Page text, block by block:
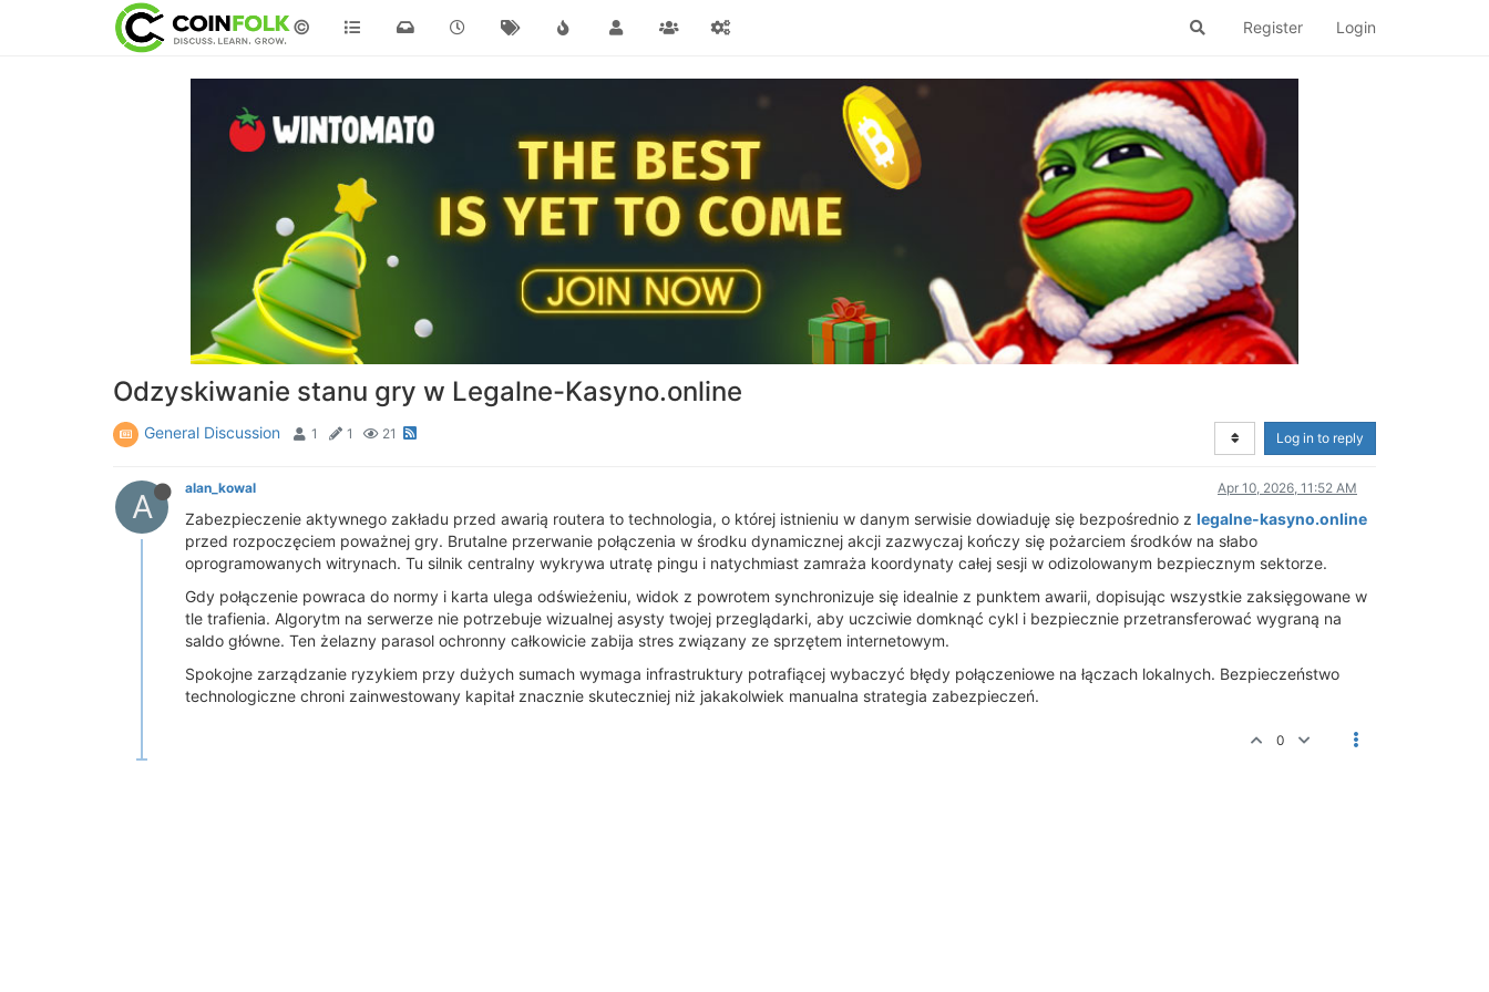
© Register Login
Odzyskiwanie stanu gry w Legalne-Kasyno.online
General Discussion 1 1 21 Log in to reply
A alan_kowal Apr 10, 2026, 11:52 AM
Zabezpieczenie aktywnego zakładu przed awarią routera to technologia, o której istnieniu w danym serwisie dowiaduję się bezpośrednio z legalne-kasyno.online
przed rozpoczęciem poważnej gry. Brutalne przerwanie połączenia w środku dynamicznej akcji zazwyczaj kończy się pożarciem środków na słabo
oprogramowanych witrynach. Tu silnik centralny wykrywa utratę pingu i natychmiast zamraża koordynaty całej sesji w odizolowanym bezpiecznym sektorze.
Gdy połączenie powraca do normy i karta ulega odświeżeniu, widok z powrotem synchronizuje się idealnie z punktem awarii, dopisując wszystkie zaksięgowane w
tle trafienia. Algorytm na serwerze nie potrzebuje wizualnej asysty twojej przeglądarki, aby uczciwie domknąć cykl i bezpiecznie przetransferować wygraną na
saldo główne. Ten żelazny parasol ochronny całkowicie zabija stres związany ze sprzętem internetowym.
Spokojne zarządzanie ryzykiem przy dużych sumach wymaga infrastruktury potrafiącej wybaczyć błędy połączeniowe na łączach lokalnych. Bezpieczeństwo
technologiczne chroni zainwestowany kapitał znacznie skuteczniej niż jakakolwiek manualna strategia zabezpieczeń.
0